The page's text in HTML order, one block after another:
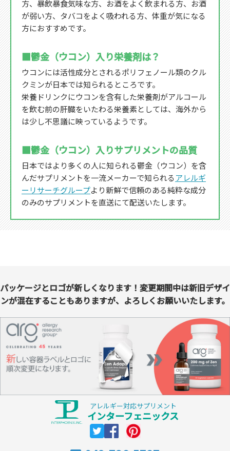
方、暴飲暴食気味な方、お酒をよく飲まれる方、お酒
が弱い方、タバコをよく吸われる方、体重が気になる
方におすすめです。
■鬱金（ウコン）入り栄養剤は？
ウコンには活性成分とされるポリフェノール類のクル
クミンが日本では知られるところです。
栄養ドリンクにウコンを含有した栄養剤がアルコール
を飲む前の肝臓をいたわる栄養素としては、海外から
は少し不思議に映っているようです。
■鬱金（ウコン）入りサプリメントの品質
日本ではより多くの人に知られる鬱金（ウコン）を含
んだサプリメントを一流メーカーで知られる アレルギ
ーリサーチグループより新鮮で信頼のある純粋な成分
のみのサプリメントを直送にて配送いたします。
パッケージとロゴが新しくなります！変更期間中は新旧デザイ
ンが混在することもありますが、よろしくお願いいたします。
アレルギー対応サプリメント
インターフェニックス